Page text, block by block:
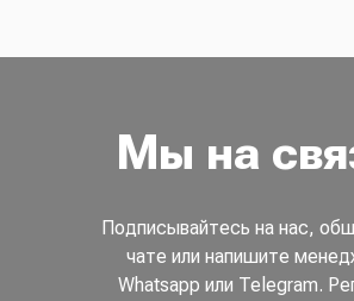
Мы на
Подписывайтесь на нас,
чате или напишите
Whatsapp или Telegram.